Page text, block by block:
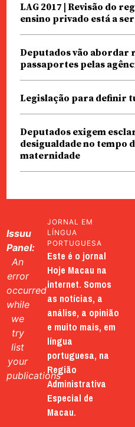
LAG 2017 | Revisão do
ensino privado está a
Deputados vão abordar
passaportes pelas
Legislação para definir
Deputados exigem
desigualdade no tempo
maternidade
Issuu
Panel:
An
error
occurred
while
we
try
list
your
publications
JORNAL EM
LÍNGUA
PORTUGUESA
Este é o jornal
Hoje Macau na
internet. Somos
as notícias, a
análise, a opinião
e muito mais, em
língua
portuguesa, na
Região
Administrativa
Especial de
Macau.